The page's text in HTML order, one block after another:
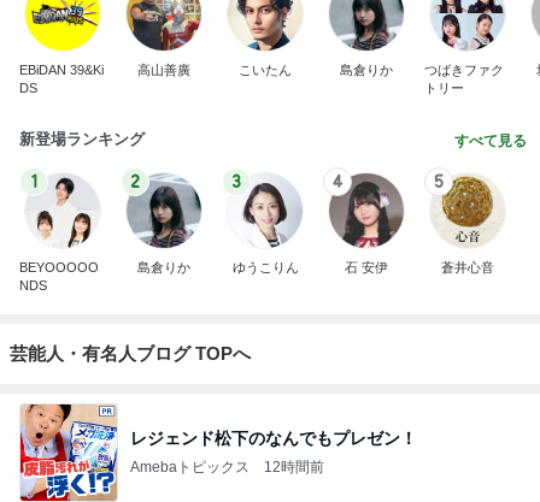
EBiDAN 39&Ki
DS
高山善廣 こいたん 島倉りか
つばきファク
トリー
新登場ランキング すべて見る
1
BEYOOOOO
NDS
2
島倉りか
3
ゆうこりん
4
石 安伊
5
蒼井心音
芸能人・有名人ブログ TOPへ
レジェンド松下のなんでもプレゼン！
Amebaトピックス 12時間前